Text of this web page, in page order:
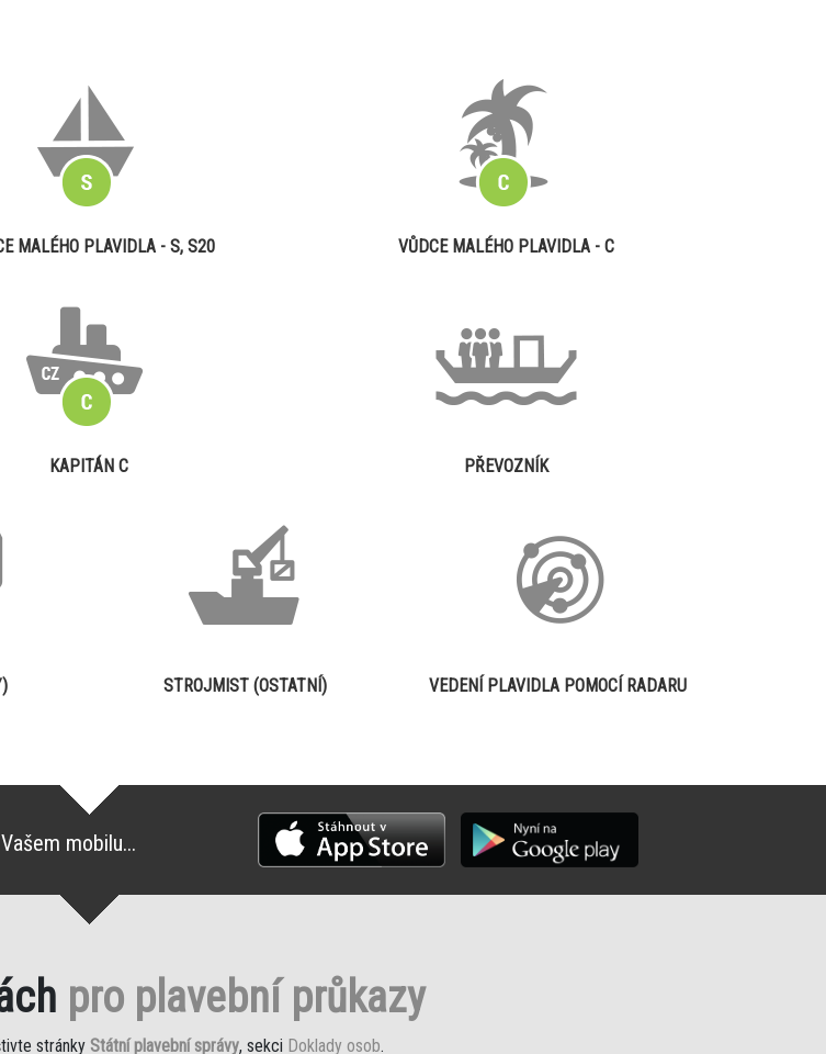
MALÉHO PLAVIDLA - S, S20 VŮDCE MALÉHO PLAVIDLA - C
KAPITÁN C PŘEVOZNÍK
STROJMIST (OSTATNÍ) VEDENÍ PLAVIDLA POMOCÍ RADARU
mobilu...
pro plavební průkazy
stránky Státní plavební správy, sekci Doklady osob.